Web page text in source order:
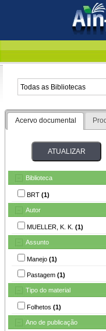
Acervo documental
Biblioteca
BRT (1)
Autor
MUELLER, K. K. (1)
Assunto
Manejo (1)
Pastagem (1)
Tipo do material
Folhetos (1)
Ano de publicação